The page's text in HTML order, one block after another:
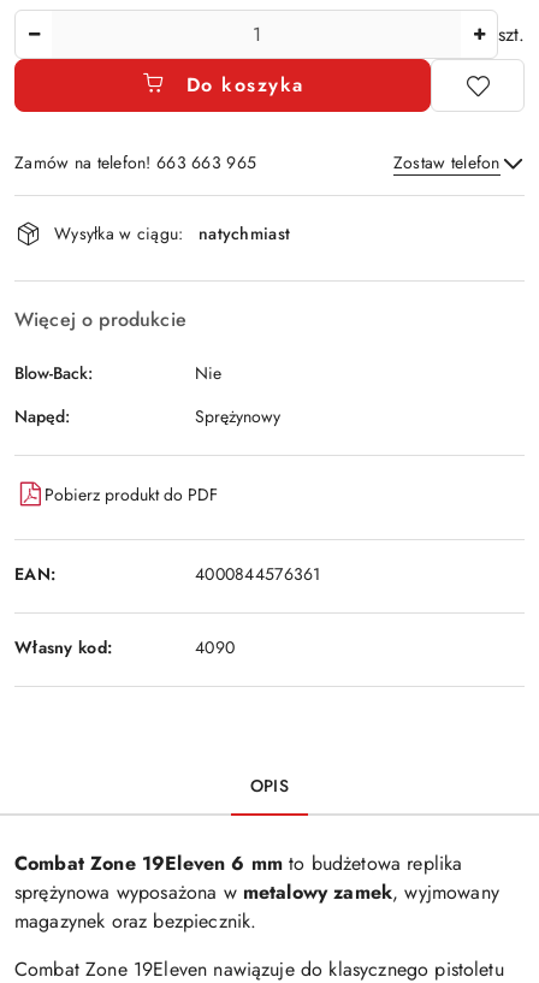
szt.
Do koszyka
Zamów na telefon! 663 663 965 Zostaw telefon
Dostępność
i
dostawa
Wysyłka w ciągu: natychmiast
Więcej o produkcie
Blow-Back:
Nie
Napęd:
Sprężynowy
Pobierz produkt do PDF
EAN: 4000844576361
Własny kod: 4090
OPIS
Combat Zone 19Eleven 6 mm to budżetowa replika
sprężynowa wyposażona w metalowy zamek, wyjmowany
magazynek oraz bezpiecznik.
Combat Zone 19Eleven nawiązuje do klasycznego pistoletu